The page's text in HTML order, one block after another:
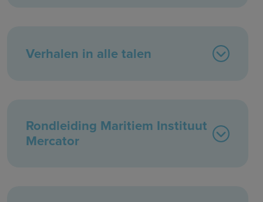
Verhalen in alle talen
Rondleiding Maritiem Instituut
Mercator